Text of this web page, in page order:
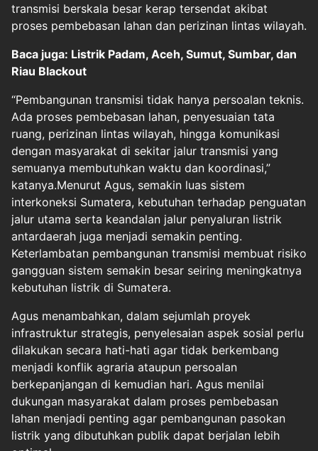
transmisi berskala besar kerap tersendat akibat
proses pembebasan lahan dan perizinan lintas wilayah.
Baca juga: Listrik Padam, Aceh, Sumut, Sumbar, dan
Riau Blackout
“Pembangunan transmisi tidak hanya persoalan teknis.
Ada proses pembebasan lahan, penyesuaian tata
ruang, perizinan lintas wilayah, hingga komunikasi
dengan masyarakat di sekitar jalur transmisi yang
semuanya membutuhkan waktu dan koordinasi,”
katanya.Menurut Agus, semakin luas sistem
interkoneksi Sumatera, kebutuhan terhadap penguatan
jalur utama serta keandalan jalur penyaluran listrik
antardaerah juga menjadi semakin penting.
Keterlambatan pembangunan transmisi membuat risiko
gangguan sistem semakin besar seiring meningkatnya
kebutuhan listrik di Sumatera.
Agus menambahkan, dalam sejumlah proyek
infrastruktur strategis, penyelesaian aspek sosial perlu
dilakukan secara hati-hati agar tidak berkembang
menjadi konflik agraria ataupun persoalan
berkepanjangan di kemudian hari. Agus menilai
dukungan masyarakat dalam proses pembebasan
lahan menjadi penting agar pembangunan pasokan
listrik yang dibutuhkan publik dapat berjalan lebih